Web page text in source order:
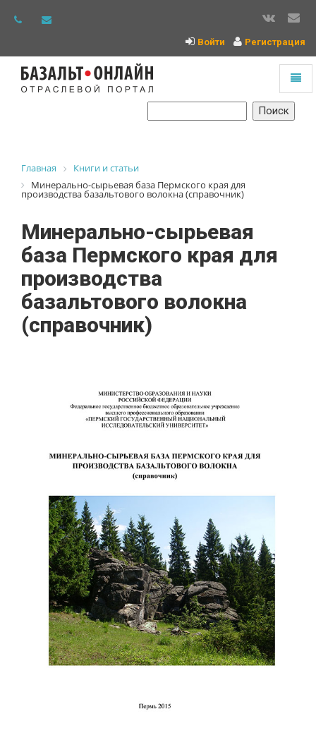
Войти Регистрация
Главная
Книги и статьи
Минерально-сырьевая база Пермского края для
производства базальтового волокна (справочник)
Минерально-сырьевая
база Пермского края для
производства
базальтового волокна
(справочник)